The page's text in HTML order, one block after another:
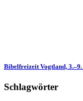
Bibelfreizeit Vogtland, 3.–9.
Schlagwörter